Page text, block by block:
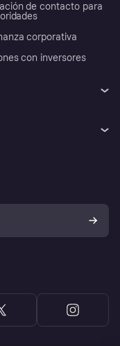
de contacto para
corporativa
con inversores